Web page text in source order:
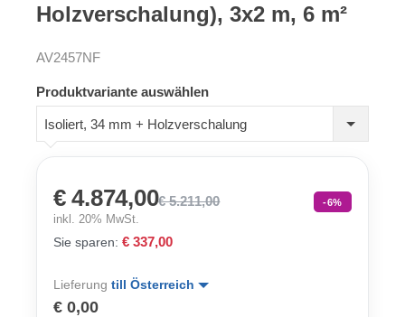
Holzverschalung), 3x2 m, 6 m²
AV2457NF
Produktvariante auswählen
Isoliert, 34 mm + Holzverschalung
€ 4.874,00€ 5.211,00 -6%
inkl. 20% MwSt.
Sie sparen: € 337,00
Lieferung till Österreich
€ 0,00